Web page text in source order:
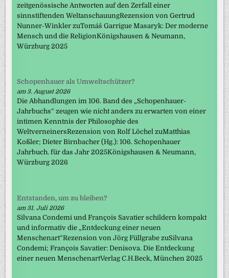
zeitgenössische Antworten auf den Zerfall einer
sinnstiftenden WeltanschauungRezension von Gertrud
Nunner-Winkler zuTomáš Garrigue Masaryk: Der moderne
Mensch und die ReligionKönigshausen & Neumann,
Würzburg 2025
Schopenhauer als Umweltschützer?
am 3. August 2026
Die Abhandlungen im 106. Band des „Schopenhauer-
Jahrbuchs“ zeugen wie nicht anders zu erwarten von einer
intimen Kenntnis der Philosophie des
WeltverneinersRezension von Rolf Löchel zuMatthias
Koßler; Dieter Birnbacher (Hg.): 106. Schopenhauer
Jahrbuch. für das Jahr 2025Königshausen & Neumann,
Würzburg 2026
Entstanden, um zu bleiben?
am 31. Juli 2026
Silvana Condemi und François Savatier schildern kompakt
und informativ die „Entdeckung einer neuen
Menschenart“Rezension von Jörg Füllgrabe zuSilvana
Condemi; François Savatier: Denisova. Die Entdeckung
einer neuen MenschenartVerlag C.H.Beck, München 2025